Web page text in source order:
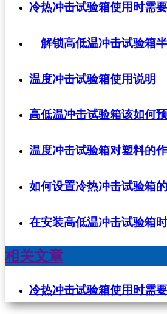
冷热冲击试验箱使用时需
解锁高低温冲击试验箱
温度冲击试验箱使用说明
高低温冲击试验箱该如何
温度冲击试验箱对塑料的
如何设置冷热冲击试验箱
在安装高低温冲击试验箱
相关文章
冷热冲击试验箱使用时需